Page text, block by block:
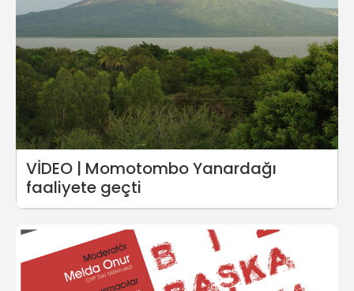
VİDEO | Momotombo Yanardağı
faaliyete geçti